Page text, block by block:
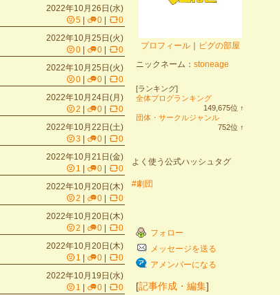
プロフィール
ピグの部屋
ニックネーム： stoneage
[ランキング]
全体ブログランキング
149,675位 ↑
団体・サークルジャンル
752位 ↑
よく使う公式ハッシュタグ
#劇団
フォロー
メッセージを送る
アメンバーになる
[記事作成・編集]
2022年10月26日(水)
5
0
0
2022年10月25日(火)
0
0
0
2022年10月25日(火)
0
0
0
2022年10月24日(月)
2
0
0
2022年10月22日(土)
3
0
0
2022年10月21日(金)
1
0
0
2022年10月20日(木)
2
0
0
2022年10月20日(木)
2
0
0
2022年10月20日(木)
1
0
0
2022年10月19日(水)
1
0
0